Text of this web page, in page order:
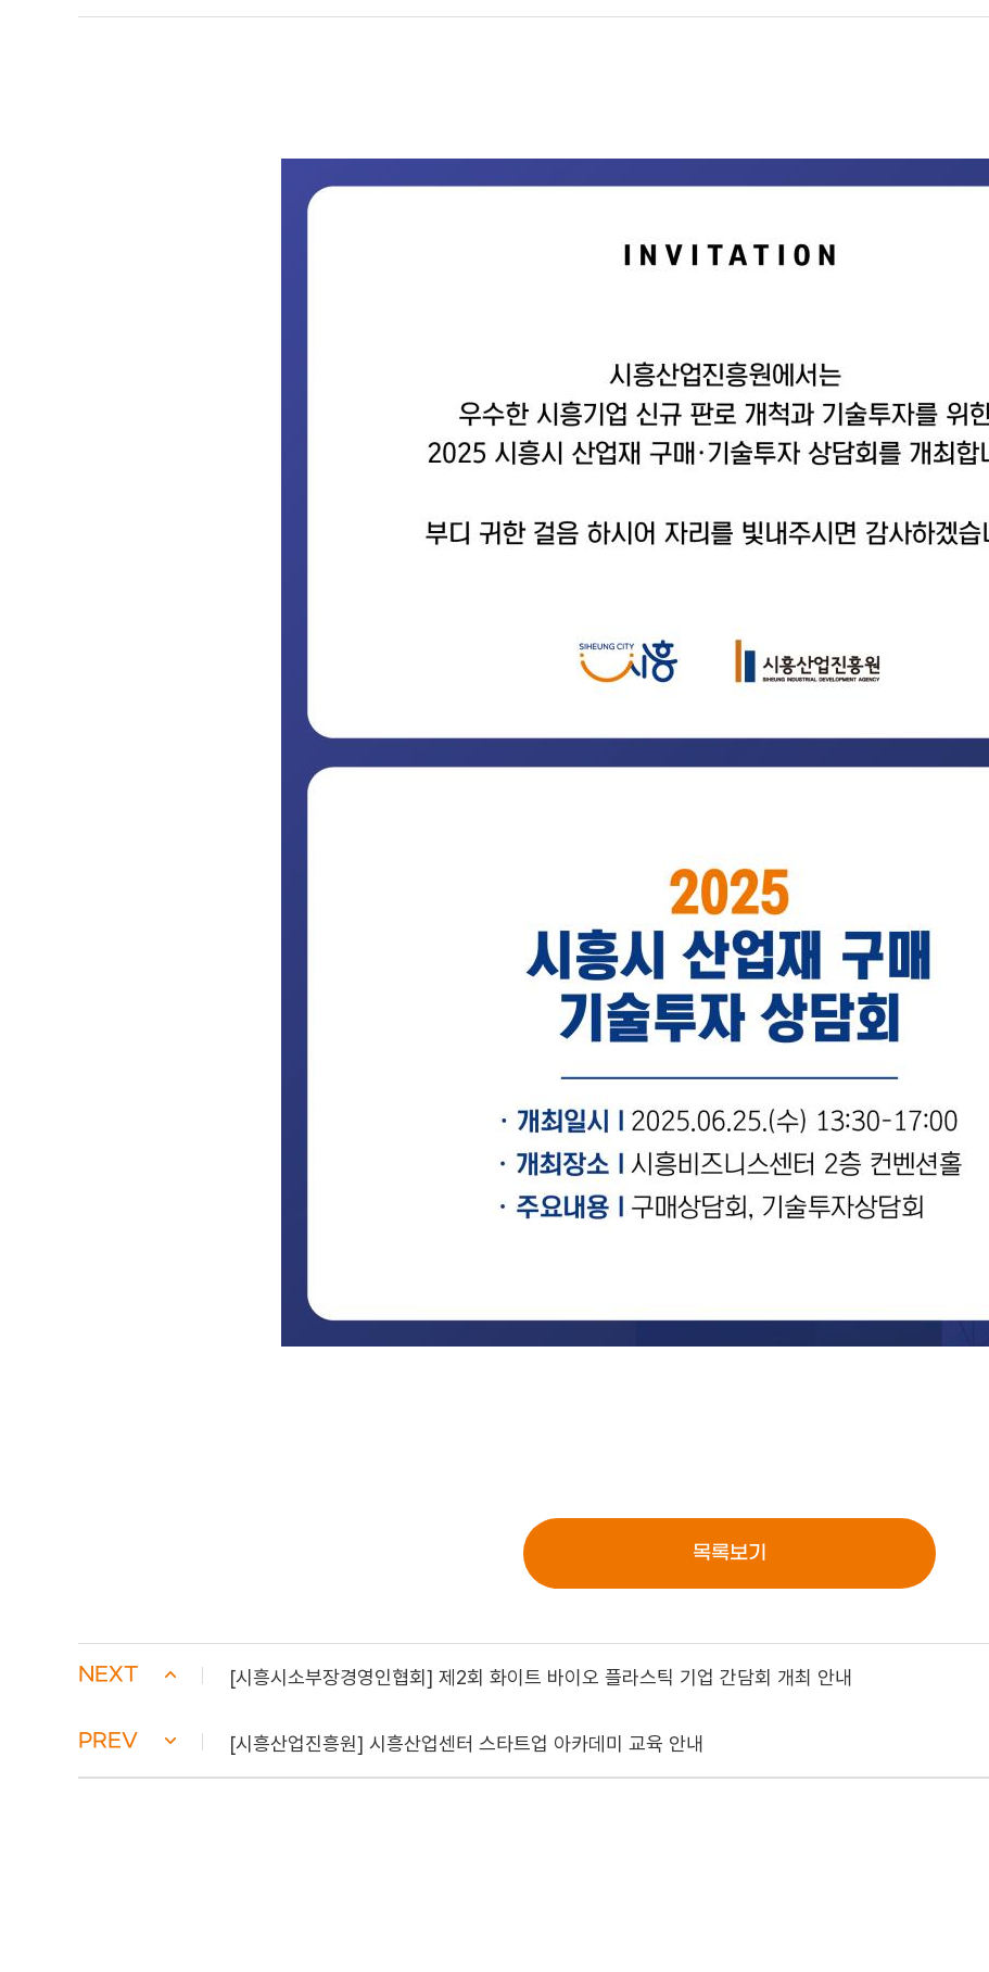
목록보기
NEXT [시흥시소부장경영인협회] 제2회 화이트 바이오 플라스틱 기업 간담회 개최 안내
PREV [시흥산업진흥원] 시흥산업센터 스타트업 아카데미 교육 안내